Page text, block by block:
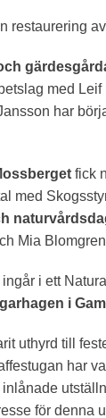
restaurering av
med
har
fick
med
Mia
i ett
i
uthyrd till
har
för denna